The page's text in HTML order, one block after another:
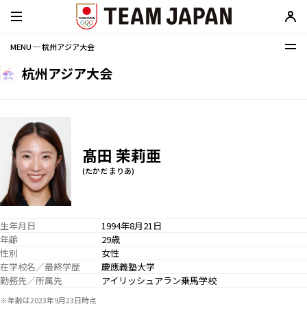
MENU ─ 杭州アジア大会
杭州アジア大会
髙田 茉莉亜
(たかだ まりあ)
生年月日
1994年8月21日
年齢
29歳
性別
女性
在学校名／最終学歴
慶應義塾大学
勤務先／所属先
アイリッシュアラン乗馬学校
※年齢は2023年9月23日時点